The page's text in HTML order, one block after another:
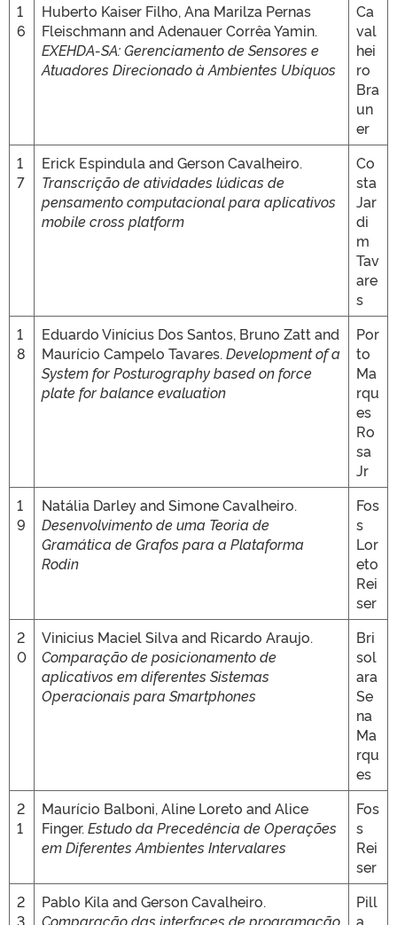
1
6
Huberto Kaiser Filho, Ana Marilza Pernas
Fleischmann and Adenauer Corrêa Yamin.
EXEHDA-SA: Gerenciamento de Sensores e
Atuadores Direcionado à Ambientes Ubíquos
Ca
val
hei
ro
Bra
un
er
1
7
Erick Espindula and Gerson Cavalheiro.
Transcrição de atividades lúdicas de
pensamento computacional para aplicativos
mobile cross platform
Co
sta
Jar
di
m
Tav
are
s
1
8
Eduardo Vinícius Dos Santos, Bruno Zatt and
Maurício Campelo Tavares. Development of a
System for Posturography based on force
plate for balance evaluation
Por
to
Ma
rqu
es
Ro
sa
Jr
1
9
Natália Darley and Simone Cavalheiro.
Desenvolvimento de uma Teoria de
Gramática de Grafos para a Plataforma
Rodin
Fos
s
Lor
eto
Rei
ser
2
0
Vinicius Maciel Silva and Ricardo Araujo.
Comparação de posicionamento de
aplicativos em diferentes Sistemas
Operacionais para Smartphones
Bri
sol
ara
Se
na
Ma
rqu
es
2
1
Maurício Balboni, Aline Loreto and Alice
Finger. Estudo da Precedência de Operações
em Diferentes Ambientes Intervalares
Fos
s
Rei
ser
2
3
Pablo Kila and Gerson Cavalheiro.
Comparação das interfaces de programação
Pill
a